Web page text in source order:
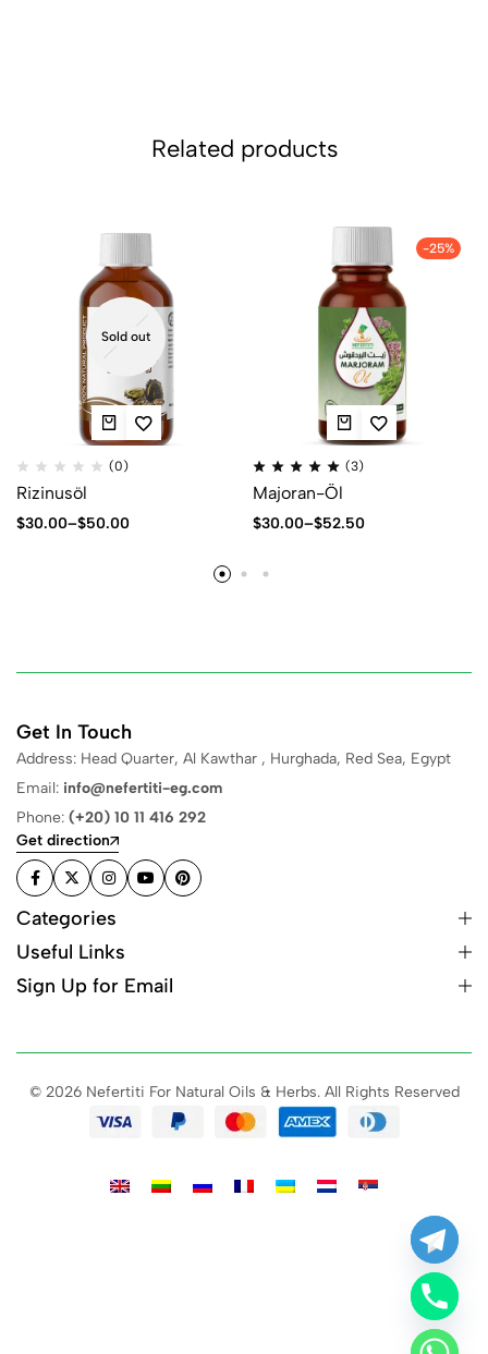
Related products
Sold out
(0)
Rizinusöl
$30.00–$50.00
-25%
(3)
Majoran-Öl
$30.00–$52.50
Get In Touch
Address: Head Quarter, Al Kawthar , Hurghada, Red Sea, Egypt
Email: info@nefertiti-eg.com
Phone: (+20) 10 11 416 292
Get direction
Categories
Useful Links
Sign Up for Email
© 2026 Nefertiti For Natural Oils & Herbs. All Rights Reserved